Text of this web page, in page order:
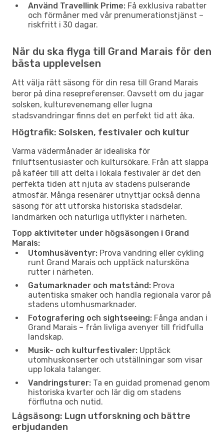
Använd Travellink Prime: Få exklusiva rabatter
och förmåner med vår prenumerationstjänst –
riskfritt i 30 dagar.
När du ska flyga till Grand Marais för den
bästa upplevelsen
Att välja rätt säsong för din resa till Grand Marais
beror på dina resepreferenser. Oavsett om du jagar
solsken, kulturevenemang eller lugna
stadsvandringar finns det en perfekt tid att åka.
Högtrafik: Solsken, festivaler och kultur
Varma vädermånader är idealiska för
friluftsentusiaster och kultursökare. Från att slappa
på kaféer till att delta i lokala festivaler är det den
perfekta tiden att njuta av stadens pulserande
atmosfär. Många resenärer utnyttjar också denna
säsong för att utforska historiska stadsdelar,
landmärken och naturliga utflykter i närheten.
Topp aktiviteter under högsäsongen i Grand
Marais:
Utomhusäventyr: Prova vandring eller cykling
runt Grand Marais och upptäck natursköna
rutter i närheten.
Gatumarknader och matstånd: Prova
autentiska smaker och handla regionala varor på
stadens utomhusmarknader.
Fotografering och sightseeing: Fånga andan i
Grand Marais – från livliga avenyer till fridfulla
landskap.
Musik- och kulturfestivaler: Upptäck
utomhuskonserter och utställningar som visar
upp lokala talanger.
Vandringsturer: Ta en guidad promenad genom
historiska kvarter och lär dig om stadens
förflutna och nutid.
Lågsäsong: Lugn utforskning och bättre
erbjudanden